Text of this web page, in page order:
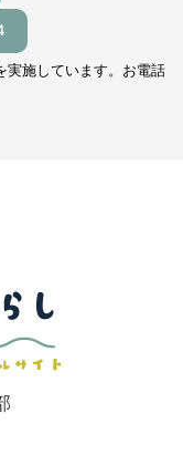
実施しています。お電話